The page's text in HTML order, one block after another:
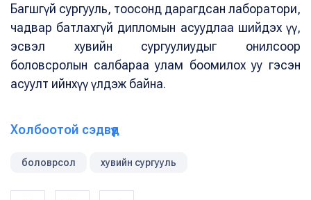
Багшгүй сургууль, тоосонд дарагдсан лаборатори,
чадвар батлахгүй дипломын асуудлаа шийдэх үү,
эсвэл хувийн сургуулиудыг онилсоор
боловсролын салбараа улам боомилох уу гэсэн
асуулт ийнхүү үлдэж байна.
Холбоотой сэдвүүд
боловрсол хувийн сургууль